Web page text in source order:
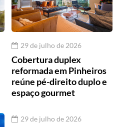
29 de julho de 2026
Cobertura duplex
reformada em Pinheiros
reúne pé-direito duplo e
espaço gourmet
29 de julho de 2026